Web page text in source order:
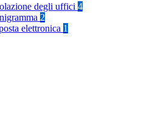
degli uffici 4
2
elettronica 1